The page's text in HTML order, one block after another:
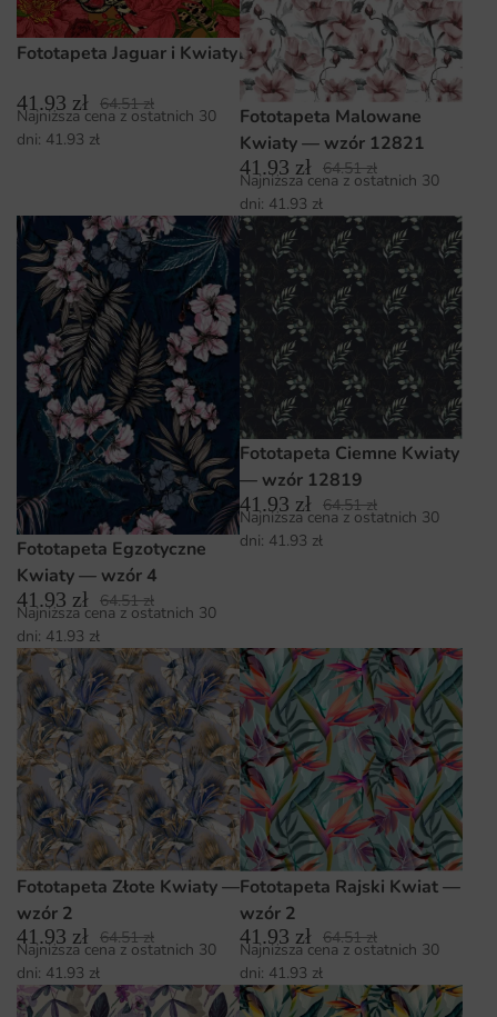
Fototapeta Jaguar i Kwiaty
41.93 zł 64.51zł
Najniższa cena z ostatnich 30
dni: 41.93 zł
Fototapeta Malowane
Kwiaty — wzór 12821
41.93 zł 64.51zł
Najniższa cena z ostatnich 30
dni: 41.93 zł
Fototapeta Egzotyczne
Kwiaty — wzór 4
41.93 zł 64.51zł
Najniższa cena z ostatnich 30
dni: 41.93 zł
Fototapeta Ciemne Kwiaty
— wzór 12819
41.93 zł 64.51zł
Najniższa cena z ostatnich 30
dni: 41.93 zł
Fototapeta Złote Kwiaty —
wzór 2
41.93 zł 64.51zł
Najniższa cena z ostatnich 30
dni: 41.93 zł
Fototapeta Rajski Kwiat —
wzór 2
41.93 zł 64.51zł
Najniższa cena z ostatnich 30
dni: 41.93 zł